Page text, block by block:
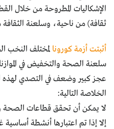
الإشكاليات المطروحة من خلال
ثقافة) من ناحية، وسلعنة
أثبتت أزمة كورونا لمختلف النخب
سلعنة الصحة والتخفيض في
عجز كبير وضعف في التصدي لهذه
الخلاصة التالية:
لا يمكن أن تحقق قطاعات الصحة
إلا إذا تم اعتبارها أنشطة